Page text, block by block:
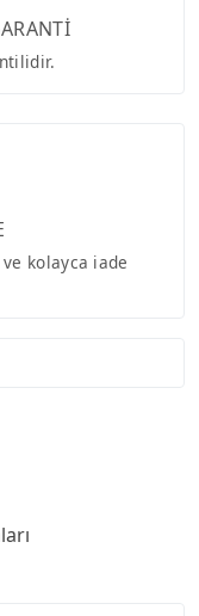
kolayca iade